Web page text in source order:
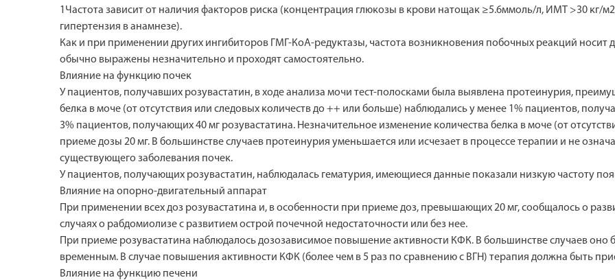
1Частота зависит от наличия факторов риска (концентрация глюкозы в крови натощак ≥5.6ммоль/л, ИМТ >30 кг/
гипертензия в анамнезе).
Как и при применении других ингибиторов ГМГ-КоА-редуктазы, частота возникновения побочных реакций
обычно выражены незначительно и проходят самостоятельно.
Влияние на функцию почек
У пациентов, получавших розувастатин, в ходе анализа мочи тест-полосками была выявлена протеинурия,
белка в моче (от отсутствия или следовых количеств до ++ или больше) наблюдались у менее 1% пациентов,
3% пациентов, получающих 40 мг розувастатина. Незначительное изменение количества белка в моче (от
приеме дозы 20 мг. В большинстве случаев протеинурия уменьшается или исчезает в процессе терапии и не
существующего заболевания почек.
У пациентов, получающих розувастатин, наблюдалась гематурия, имеющиеся данные показали низкую частоту
Влияние на опорно-двигательный аппарат
При применении всех доз розувастатина и, в особенности при приеме доз, превышающих 20 мг, сообщалось о
случаях о рабдомиолизе с развитием острой почечной недостаточности или без нее.
При приеме розувастатина наблюдалось дозозависимое повышение активности КФК. В большинстве случаев
временным. В случае повышения активности КФК (более чем в 5 раз по сравнению с ВГН) терапия должна быть
Влияние на функцию печени